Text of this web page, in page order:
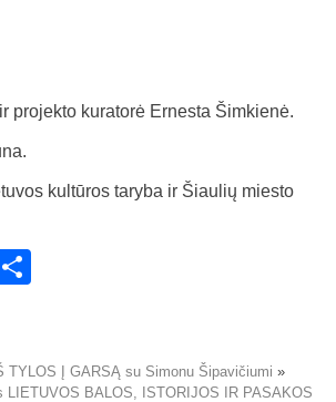
projekto kuratorė Ernesta Šimkienė.
kultūros taryba ir Šiaulių miesto
TYLOS Į GARSĄ su Simonu Šipavičiumi »
LIETUVOS BALOS, ISTORIJOS IR PASAKOS